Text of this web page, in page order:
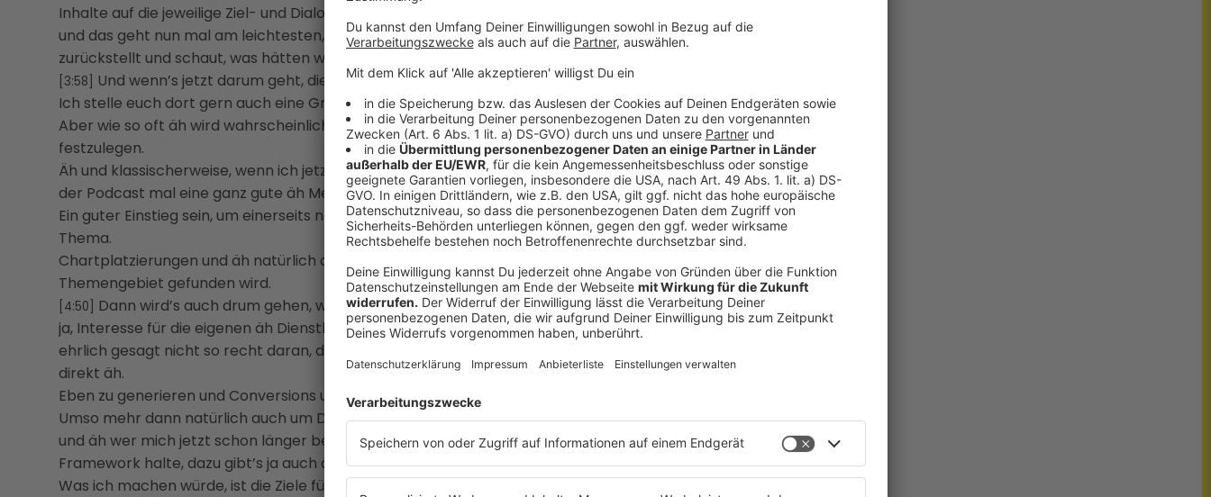
Inhalte auf die jeweilige Ziel- und Dialoggruppe hinabzustellen
und das geht nun mal am leichtesten, wenn man sich mal so ein bisschen zwei Schritte
zurückstellt und schaut, was hätten wir denn da eigentlich gerne?
[3:58]
Und wenn’s jetzt darum geht, dieses Konzept aufzustellen, äh gibt so ein paar Überschriften.
Ich stelle euch dort gern auch eine Grafik dazu in äh die zu dieser Ausgabe.
Aber wie so oft äh wird wahrscheinlich mal der allererste Punkt sein das Ziel des Podcasts
festzulegen.
Äh und klassischerweise, wenn ich jetzt auch so entlang der unterwegs bin, wird wahrscheinlich
der Podcast mal eine ganz gute äh Methode sein oder eine ganz gute ja in
Ein guter Einstieg sein, um einerseits natürlich ein bisschen Sichtbarkeit zu bekommen, über das
Thema.
Chartplatzierungen und äh natürlich auch äh Verzeichnisse, wo man einfach in einem gewissen
Themengebiet gefunden wird.
[4:50]
Dann wird’s auch drum gehen, wenn man natürlich treue Hörer bekommt, äh
ja, Interesse für die eigenen äh Dienstleistungen, Produkte und so weiter zu wecken. Äh ich glaube,
ehrlich gesagt nicht so recht daran, das Podcast zu großartig geeignet sind und im Abschluss
direkt äh.
Eben zu generieren und Conversions unmittelbar zu generieren. Äh so, aber.
Umso mehr dann natürlich auch um Dialoggruppen wieder zu halten
und äh wer mich jetzt schon länger beobachtet, äh weiß, dass ich’s äh mit dem See think to care
Framework halte, dazu gibt’s ja auch äh verschiedene Blogposts und äh Podcasts hier bei.
Was ich machen würde, ist die Ziele für die einzelnen Ebenen entlang der nach dem diesem